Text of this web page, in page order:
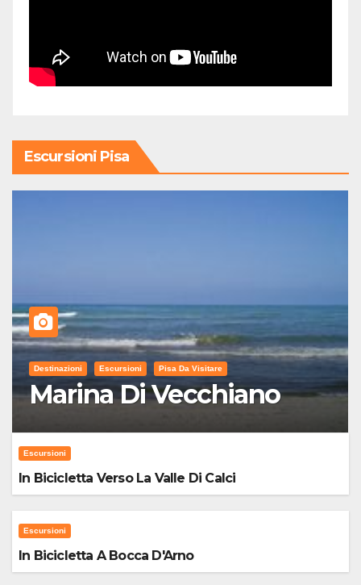
Escursioni Pisa
Destinazioni Escursioni Pisa Da Visitare
Marina Di Vecchiano
Escursioni
In Bicicletta Verso La Valle Di Calci
Escursioni
In Bicicletta A Bocca D'Arno